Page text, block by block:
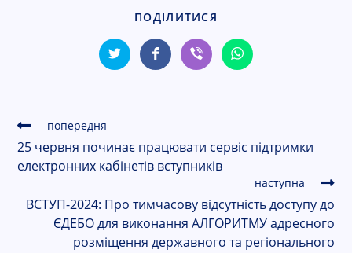
т
и
п
а
т
р
ПОДІЛИТИСЯ
попередня
25 червня починає працювати сервіс підтримки
електронних кабінетів вступників
наступна
ВСТУП-2024: Про тимчасову відсутність доступу до
ЄДЕБО для виконання АЛГОРИТМУ адресного
розміщення державного та регіонального